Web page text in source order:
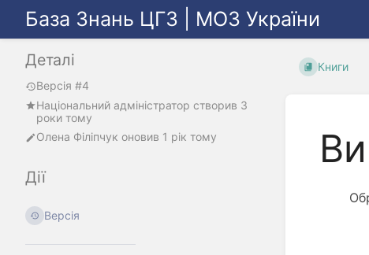
База Знань ЦГЗ | МОЗ України
Деталі
Версія #4
Національний адміністратор створив 3
роки тому
Олена Філіпчук оновив 1 рік тому
Дії
Версія
Книги